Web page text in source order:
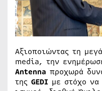
Αξιοποιώντας τη
media, την
Antenna προχωρά
της GEDI με στόχο